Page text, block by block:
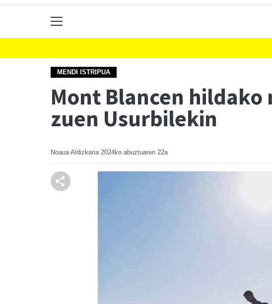
MENDI ISTRIPUA
Mont Blancen
zuen Usurbilekin
Noaua Aldizkaria 2024ko abuztuaren 22a